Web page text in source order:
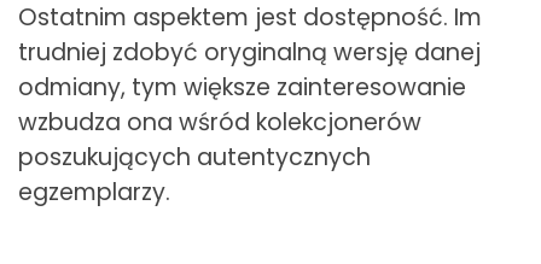
Ostatnim aspektem jest dostępność. Im
trudniej zdobyć oryginalną wersję danej
odmiany, tym większe zainteresowanie
wzbudza ona wśród kolekcjonerów
poszukujących autentycznych
egzemplarzy.